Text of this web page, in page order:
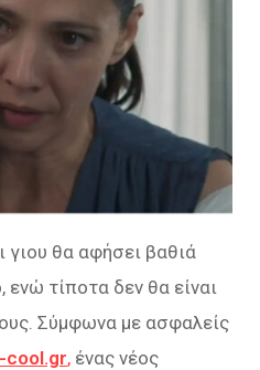
θα αφήσει βαθιά
τίποτα δεν θα είναι
Σύμφωνα με ασφαλείς
cool.gr, ένας νέος